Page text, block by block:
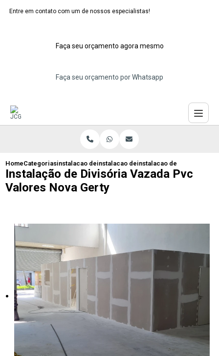
Entre em contato com um de nossos especialistas!
Faça seu orçamento agora mesmo
Faça seu orçamento por Whatsapp
HomeCategoriasinstalacao de divisorias de pvc
instalacao de divisoria vazada pvc
instalacao de divisoria
Instalação de Divisória Vazada Pvc
Valores Nova Gerty